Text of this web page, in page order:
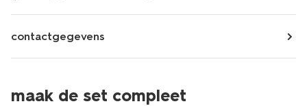
contactgegevens
maak de set compleet